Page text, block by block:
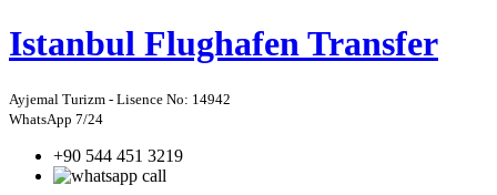
Istanbul Flughafen Transfer
Ayjemal Turizm - Lisence No: 14942
WhatsApp 7/24
+90 544 451 3219